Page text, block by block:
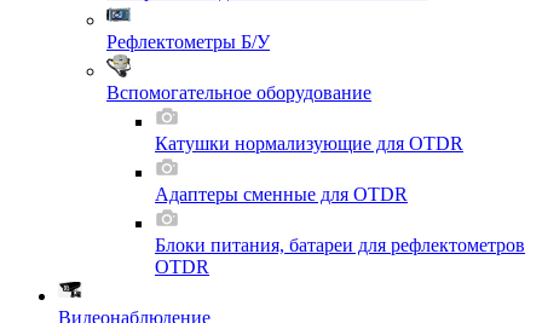
Рефлектометры Б/У
Вспомогательное оборудование
Катушки нормализующие для OTDR
Адаптеры сменные для OTDR
Блоки питания, батареи для рефлектометров
OTDR
Видеонаблюдение